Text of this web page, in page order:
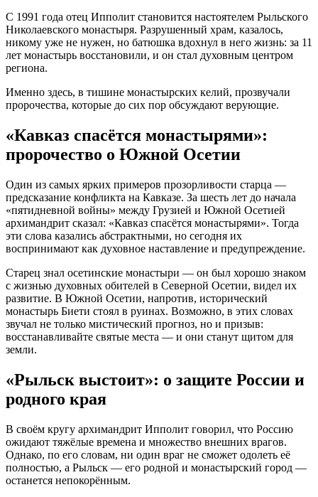
С 1991 года отец Ипполит становится настоятелем Рыльского
Николаевского монастыря. Разрушенный храм, казалось,
никому уже не нужен, но батюшка вдохнул в него жизнь: за 11
лет монастырь восстановили, и он стал духовным центром
региона.
Именно здесь, в тишине монастырских келий, прозвучали
пророчества, которые до сих пор обсуждают верующие.
«Кавказ спасётся монастырями»:
пророчество о Южной Осетии
Один из самых ярких примеров прозорливости старца —
предсказание конфликта на Кавказе. За шесть лет до начала
«пятидневной войны» между Грузией и Южной Осетией
архимандрит сказал: «Кавказ спасётся монастырями». Тогда
эти слова казались абстрактными, но сегодня их
воспринимают как духовное наставление и предупреждение.
Старец знал осетинские монастыри — он был хорошо знаком
с жизнью духовных обителей в Северной Осетии, видел их
развитие. В Южной Осетии, напротив, исторический
монастырь Биети стоял в руинах. Возможно, в этих словах
звучал не только мистический прогноз, но и призыв:
восстанавливайте святые места — и они станут щитом для
земли.
«Рыльск выстоит»: о защите России и
родного края
В своём кругу архимандрит Ипполит говорил, что Россию
ожидают тяжёлые времена и множество внешних врагов.
Однако, по его словам, ни один враг не сможет одолеть её
полностью, а Рыльск — его родной и монастырский город —
останется непокорённым.